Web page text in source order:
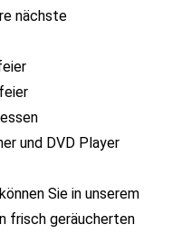
nächste
und DVD Player
Sie in unserem
frisch geräucherten